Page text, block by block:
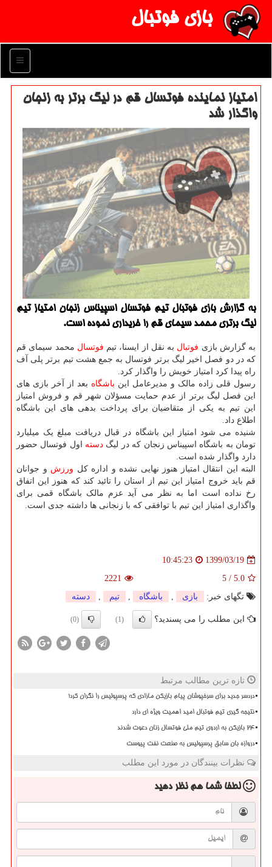
بازی فوتبال
منو
امتیاز نماینده فوتسال قم در لیگ برتر به زنجان
واگذار شد
به گزارش بازی فوتبال تیم فوتسال اسپیناس زنجان امتیاز تیم
لیگ برتری محمد سیمای قم را خریداری نموده است.
به گزارش بازی فوتبال به نقل از ایسنا، تیم فوتسال محمد سیمای قم
که در دو فصل اخیر لیگ برتر فوتسال به جمع هشت تیم برتر پلی آف
راه پیدا کرد امتیاز خویش را واگذار کرد.
رسول قلی زاده مالک و مدیرعامل این باشگاه بعد از آخر بازی های
این فصل لیگ برتر از عدم حمایت مسؤلان شهر قم و فروش امتیاز
این تیم به یکی از متقاضیان برای پرداخت بدهی های این باشگاه
اطلاع داد.
شنیده می شود امتیاز این باشگاه در قبال دریافت مبلغ یک میلیارد
تومان به باشگاه اسپیناس زنجان که در لیگ دسته اول فوتسال حضور
دارد واگذار شده است.
البته این انتقال امتیاز هنوز نهایی نشده و اداره کل ورزش و جوانان
قم باید خروج امتیاز این تیم از استان را تائید کند که هنوز این اتفاق
رخ نداده است اما به نظر می آید عزم مالک باشگاه قمی برای
واگذاری امتیاز این تیم با توافقی که با زنجانی ها داشته جدی است.
1399/03/19
10:45:23
5.0
/
5
2221
تگهای خبر:
بازی , باشگاه , تیم , دسته
این مطلب را می پسندید؟ (1)
(0)
تازه ترین مطالب مرتبط
دردسر جدید برای سرخپوشان پیام بازیکن مازادی که پرسپولیس را نگران کرد!
نتیجه گیری تیم فوتبال امید اهمیت ویژه ای دارد
۲۴ بازیکن به اردوی تیم ملی فوتسال زنان دعوت شدند
دروازه بان سابق پرسپولیس به صنعت نفت پیوست
نظرات بینندگان در مورد این مطلب
لطفا شما همنظر دهید